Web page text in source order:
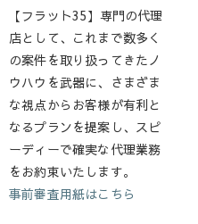
【フラット35】専門の代理
店として、これまで数多く
の案件を取り扱ってきたノ
ウハウを武器に、さまざま
な視点からお客様が有利と
なるプランを提案し、スピ
ーディーで確実な代理業務
をお約束いたします。
事前審査用紙はこちら